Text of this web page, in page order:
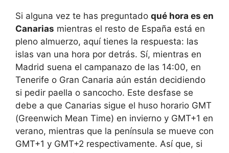
Si alguna vez te has preguntado qué hora es en
Canarias mientras el resto de España está en
pleno almuerzo, aquí tienes la respuesta: las
islas van una hora por detrás. Sí, mientras en
Madrid suena el campanazo de las 14:00, en
Tenerife o Gran Canaria aún están decidiendo
si pedir paella o sancocho. Este desfase se
debe a que Canarias sigue el huso horario GMT
(Greenwich Mean Time) en invierno y GMT+1 en
verano, mientras que la península se mueve con
GMT+1 y GMT+2 respectivamente. Así que, si